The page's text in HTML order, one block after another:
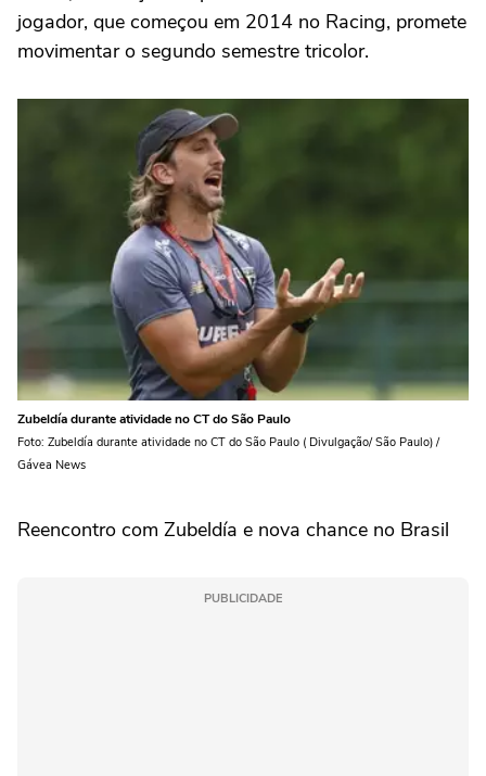
jogador, que começou em 2014 no Racing, promete
movimentar o segundo semestre tricolor.
Zubeldía durante atividade no CT do São Paulo
Foto: Zubeldía durante atividade no CT do São Paulo ( Divulgação/ São Paulo) /
Gávea News
Reencontro com Zubeldía e nova chance no Brasil
PUBLICIDADE